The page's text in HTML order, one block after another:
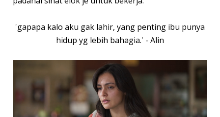
'gapapa kalo aku gak lahir, yang penting ibu punya
hidup yg lebih bahagia.' - Alin